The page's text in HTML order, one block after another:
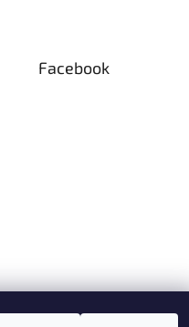
Facebook